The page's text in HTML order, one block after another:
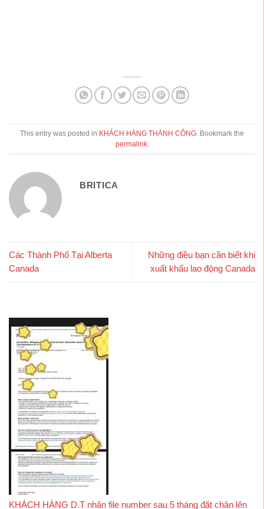
This entry was posted in KHÁCH HÀNG THÀNH CÔNG . Bookmark the
permalink.
BRITICA
Các Thành Phố Tại Alberta
Canada
Những điều bạn cần biết khi
xuất khẩu lao động Canada
KHÁCH HÀNG D.T nhận file number sau 5 tháng đặt chân lên